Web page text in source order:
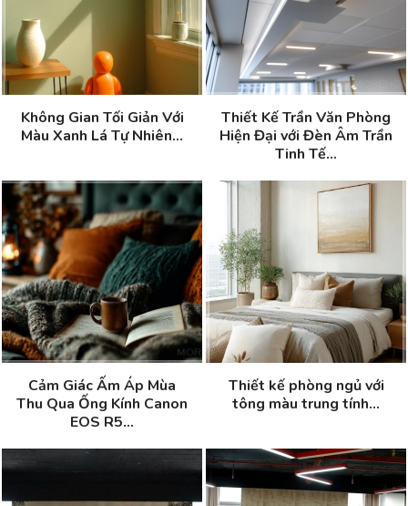
Không Gian Tối Giản Với
Màu Xanh Lá Tự Nhiên...
Thiết Kế Trần Văn Phòng
Hiện Đại với Đèn Âm Trần
Tinh Tế...
Cảm Giác Ấm Áp Mùa
Thu Qua Ống Kính Canon
EOS R5...
Thiết kế phòng ngủ với
tông màu trung tính...